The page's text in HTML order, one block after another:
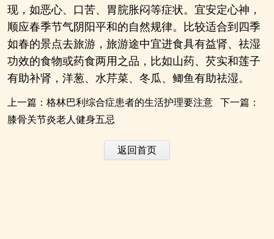
现，如恶心、口苦、胃脘胀闷等症状。宜安定心神，
顺应春季节气阴阳平和的自然规律。比较适合到四季
如春的景点去旅游，旅游途中宜进食具有益肾、祛湿
功效的食物或药食两用之品，比如山药、芡实和莲子
有助补肾，洋葱、水芹菜、冬瓜、鲫鱼有助祛湿。
上一篇： 格林巴利综合症患者的生活护理要注意 下一篇：
膝骨关节炎老人健身五忌
返回首页